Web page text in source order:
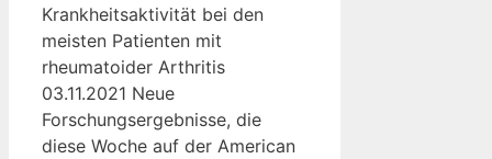
Krankheitsaktivität bei den
meisten Patienten mit
rheumatoider Arthritis
03.11.2021 Neue
Forschungsergebnisse, die
diese Woche auf der American